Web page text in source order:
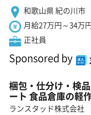
和歌山県 紀の川市
月給27万円～34万
正社員
Sponsored by
梱包・仕分け・検
ート 食品倉庫の軽
ランスタッド株式会社